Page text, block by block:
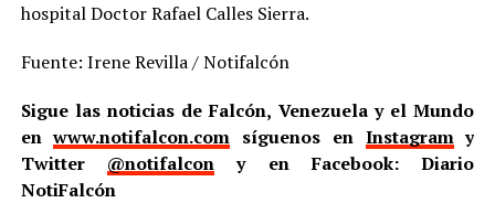
hospital Doctor Rafael Calles Sierra.
Fuente: Irene Revilla / Notifalcón
Sigue las noticias de Falcón, Venezuela y el Mundo
enwww.notifalcon.com síguenos en Instagramy
Twitter @notifalcon y en Facebook: Diario
NotiFalcón